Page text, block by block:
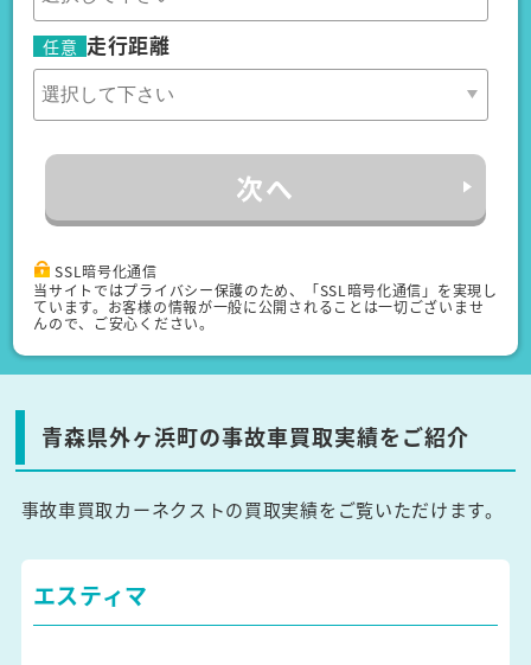
任意 走行距離
次へ
SSL暗号化通信
当サイトではプライバシー保護のため、「SSL暗号化通信」を実現し
ています。お客様の情報が一般に公開されることは一切ございませ
んので、ご安心ください。
青森県外ヶ浜町の事故車買取実績をご紹介
事故車買取カーネクストの買取実績をご覧いただけます。
エスティマ